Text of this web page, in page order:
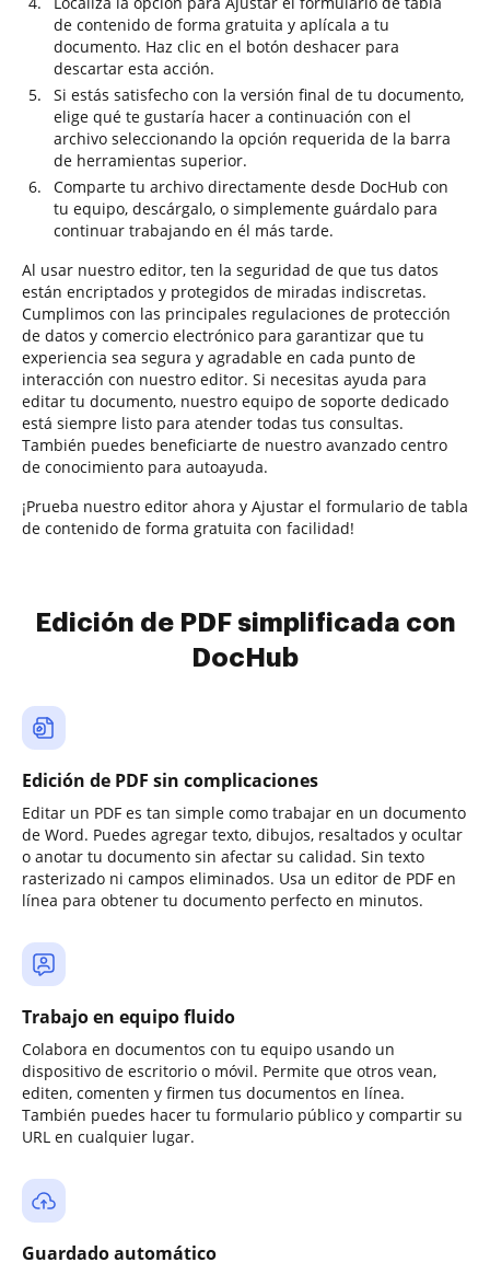
de contenido de forma gratuita y aplícala a tu
documento. Haz clic en el botón deshacer para
descartar esta acción.
Si estás satisfecho con la versión final de tu documento,
elige qué te gustaría hacer a continuación con el
archivo seleccionando la opción requerida de la barra
de herramientas superior.
Comparte tu archivo directamente desde DocHub con
tu equipo, descárgalo, o simplemente guárdalo para
continuar trabajando en él más tarde.
Al usar nuestro editor, ten la seguridad de que tus datos
están encriptados y protegidos de miradas indiscretas.
Cumplimos con las principales regulaciones de protección
de datos y comercio electrónico para garantizar que tu
experiencia sea segura y agradable en cada punto de
interacción con nuestro editor. Si necesitas ayuda para
editar tu documento, nuestro equipo de soporte dedicado
está siempre listo para atender todas tus consultas.
También puedes beneficiarte de nuestro avanzado centro
de conocimiento para autoayuda.
¡Prueba nuestro editor ahora y Ajustar el formulario de tabla
de contenido de forma gratuita con facilidad!
Edición de PDF simplificada con
DocHub
Edición de PDF sin complicaciones
Editar un PDF es tan simple como trabajar en un documento
de Word. Puedes agregar texto, dibujos, resaltados y ocultar
o anotar tu documento sin afectar su calidad. Sin texto
rasterizado ni campos eliminados. Usa un editor de PDF en
línea para obtener tu documento perfecto en minutos.
Trabajo en equipo fluido
Colabora en documentos con tu equipo usando un
dispositivo de escritorio o móvil. Permite que otros vean,
editen, comenten y firmen tus documentos en línea.
También puedes hacer tu formulario público y compartir su
URL en cualquier lugar.
Guardado automático